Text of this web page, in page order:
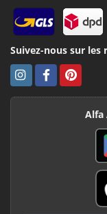
Suivez-nous sur les
Alfa